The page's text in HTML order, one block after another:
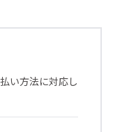
い方法に対応し